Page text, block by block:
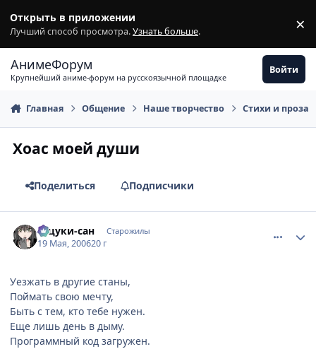
Открыть в приложении
Лучший способ просмотра.Узнать больше. ×
АнимеФорум
Крупнейший аниме-форум на русскоязычной площадке
Войти
Главная Общение Наше творчество Стихи и проза
Хоас моей души
Поделиться Подписчики
Тацуки-сан Старожилы
19 Мая, 200620 г
Уезжать в другие станы,
Поймать свою мечту,
Быть с тем, кто тебе нужен.
Еще лишь день в дыму.
Программный код загружен.